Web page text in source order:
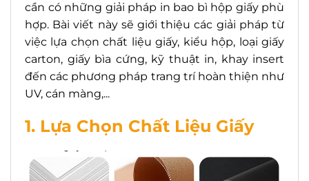
cần có những giải pháp in bao bì hộp giấy phù
hợp. Bài viết này sẽ giới thiệu các giải pháp từ
việc lựa chọn chất liệu giấy, kiểu hộp, loại giấy
carton, giấy bìa cứng, kỹ thuật in, khay insert
đến các phương pháp trang trí hoàn thiện như
UV, cán màng,...
1. Lựa Chọn Chất Liệu Giấy